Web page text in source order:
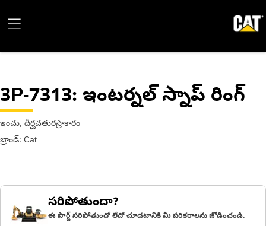
3P-7313: ఇంటర్నల్ స్నాప్ రింగ్
ఇంచు, దీర్ఘచతురస్రాకారం
బ్రాండ్: Cat
సరిపోతుందా?
ఈ పార్ట్ సరిపోతుందో లేదో చూడటానికి మీ పరికరాలను జోడించండి.